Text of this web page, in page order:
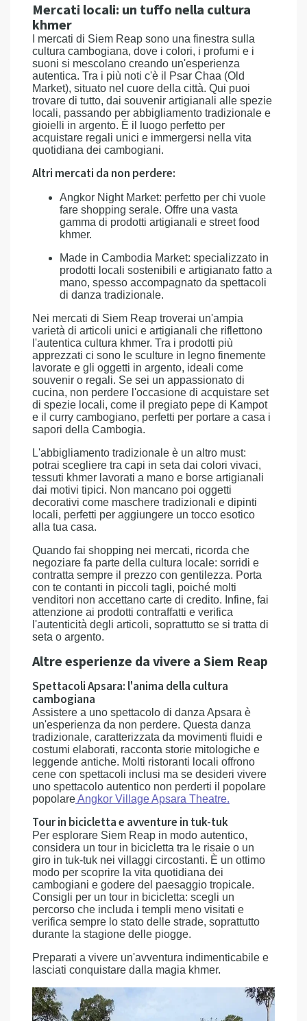
Mercati locali: un tuffo nella cultura
khmer
I mercati di Siem Reap sono una finestra sulla
cultura cambogiana, dove i colori, i profumi e i
suoni si mescolano creando un'esperienza
autentica. Tra i più noti c'è il Psar Chaa (Old
Market), situato nel cuore della città. Qui puoi
trovare di tutto, dai souvenir artigianali alle spezie
locali, passando per abbigliamento tradizionale e
gioielli in argento. È il luogo perfetto per
acquistare regali unici e immergersi nella vita
quotidiana dei cambogiani.
Altri mercati da non perdere:
Angkor Night Market: perfetto per chi vuole
fare shopping serale. Offre una vasta
gamma di prodotti artigianali e street food
khmer.
Made in Cambodia Market: specializzato in
prodotti locali sostenibili e artigianato fatto a
mano, spesso accompagnato da spettacoli
di danza tradizionale.
Nei mercati di Siem Reap troverai un'ampia
varietà di articoli unici e artigianali che riflettono
l'autentica cultura khmer. Tra i prodotti più
apprezzati ci sono le sculture in legno finemente
lavorate e gli oggetti in argento, ideali come
souvenir o regali. Se sei un appassionato di
cucina, non perdere l'occasione di acquistare set
di spezie locali, come il pregiato pepe di Kampot
e il curry cambogiano, perfetti per portare a casa i
sapori della Cambogia.
L'abbigliamento tradizionale è un altro must:
potrai scegliere tra capi in seta dai colori vivaci,
tessuti khmer lavorati a mano e borse artigianali
dai motivi tipici. Non mancano poi oggetti
decorativi come maschere tradizionali e dipinti
locali, perfetti per aggiungere un tocco esotico
alla tua casa.
Quando fai shopping nei mercati, ricorda che
negoziare fa parte della cultura locale: sorridi e
contratta sempre il prezzo con gentilezza. Porta
con te contanti in piccoli tagli, poiché molti
venditori non accettano carte di credito. Infine, fai
attenzione ai prodotti contraffatti e verifica
l'autenticità degli articoli, soprattutto se si tratta di
seta o argento.
Altre esperienze da vivere a Siem Reap
Spettacoli Apsara: l'anima della cultura
cambogiana
Assistere a uno spettacolo di danza Apsara è
un'esperienza da non perdere. Questa danza
tradizionale, caratterizzata da movimenti fluidi e
costumi elaborati, racconta storie mitologiche e
leggende antiche. Molti ristoranti locali offrono
cene con spettacoli inclusi ma se desideri vivere
uno spettacolo autentico non perderti il popolare
popolareAngkor Village Apsara Theatre.
Tour in bicicletta e avventure in tuk-tuk
Per esplorare Siem Reap in modo autentico,
considera un tour in bicicletta tra le risaie o un
giro in tuk-tuk nei villaggi circostanti. È un ottimo
modo per scoprire la vita quotidiana dei
cambogiani e godere del paesaggio tropicale.
Consigli per un tour in bicicletta: scegli un
percorso che includa i templi meno visitati e
verifica sempre lo stato delle strade, soprattutto
durante la stagione delle piogge.
Preparati a vivere un'avventura indimenticabile e
lasciati conquistare dalla magia khmer.